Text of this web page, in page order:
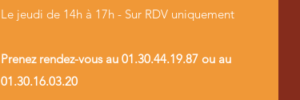
Le jeudi de 14h à 17h - Sur RDV uniquement
Prenez rendez-vous au 01.30.44.19.87 ou au
01.30.16.03.20